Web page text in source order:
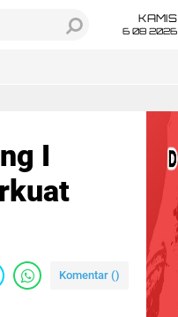
KAMIS
6 08 2026
I
Komentar ()